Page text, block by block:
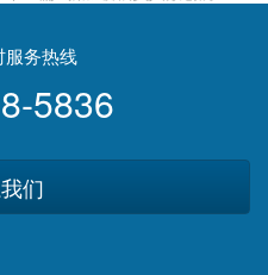
服务热线
5836
们